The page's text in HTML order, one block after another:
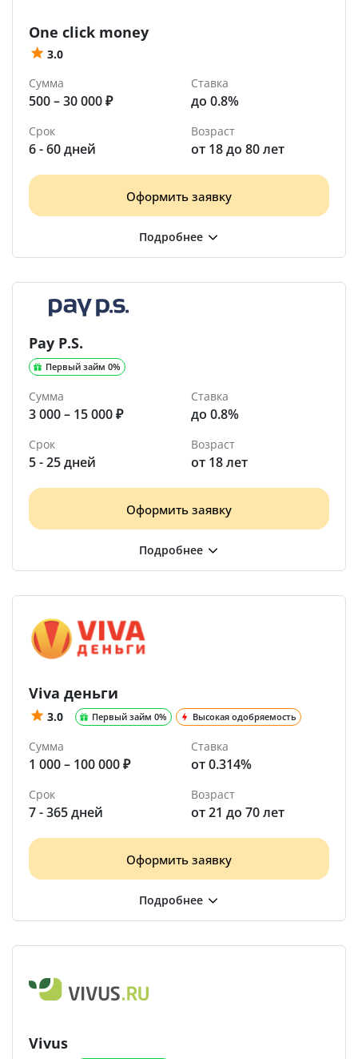
One click money
3.0
Сумма
500 – 30 000 ₽
Ставка
до 0.8%
Срок
6 - 60 дней
Возраст
от 18 до 80 лет
Оформить заявку
Pay P.S.
Первый займ 0%
Сумма
3 000 – 15 000 ₽
Ставка
до 0.8%
Срок
5 - 25 дней
Возраст
от 18 лет
Оформить заявку
Viva деньги
3.0 Первый займ 0% Высокая одобряемость
Сумма
1 000 – 100 000 ₽
Ставка
от 0.314%
Срок
7 - 365 дней
Возраст
от 21 до 70 лет
Оформить заявку
Vivus